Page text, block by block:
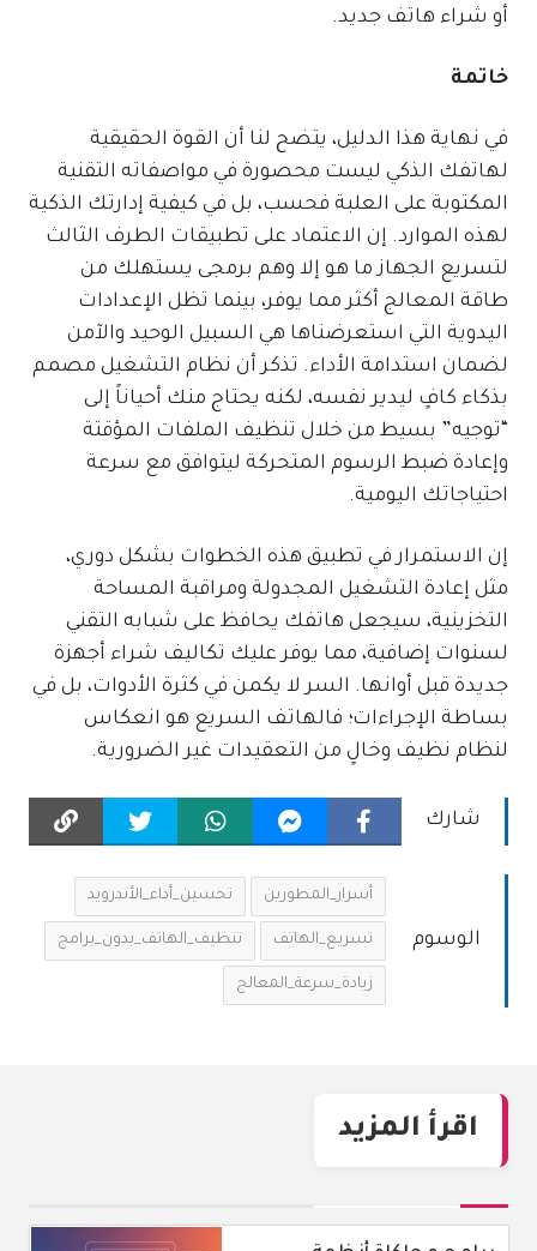
أو شراء هاتف جديد.
خاتمة
في نهاية هذا الدليل، يتضح لنا أن القوة الحقيقية
لهاتفك الذكي ليست محصورة في مواصفاته التقنية
المكتوبة على العلبة فحسب، بل في كيفية إدارتك الذكية
لهذه الموارد. إن الاعتماد على تطبيقات الطرف الثالث
لتسريع الجهاز ما هو إلا وهم برمجى يستهلك من
طاقة المعالج أكثر مما يوفر، بينما تظل الإعدادات
اليدوية التي استعرضناها هي السبيل الوحيد والآمن
لضمان استدامة الأداء. تذكر أن نظام التشغيل مصمم
بذكاء كافٍ ليدير نفسه، لكنه يحتاج منك أحياناً إلى
“توجيه” بسيط من خلال تنظيف الملفات المؤقتة
وإعادة ضبط الرسوم المتحركة ليتوافق مع سرعة
احتياجاتك اليومية.
إن الاستمرار في تطبيق هذه الخطوات بشكل دوري،
مثل إعادة التشغيل المجدولة ومراقبة المساحة
التخزينية، سيجعل هاتفك يحافظ على شبابه التقني
لسنوات إضافية، مما يوفر عليك تكاليف شراء أجهزة
جديدة قبل أوانها. السر لا يكمن في كثرة الأدوات، بل في
بساطة الإجراءات؛ فالهاتف السريع هو انعكاس
لنظام نظيف وخالٍ من التعقيدات غير الضرورية.
شارك
الوسوم
أسرار_المطورين تحسين_أداء_الأندرويد
تسريع_الهاتف تنظيف_الهاتف_بدون_برامج
زيادة_سرعة_المعالج
اقرأ المزيد